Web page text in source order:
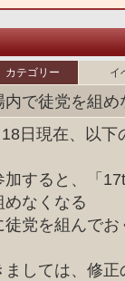
カテゴリー イ
内で徒党を組
日現在、以
加すると、「
めなくなる
党を組んでお
ましては、修